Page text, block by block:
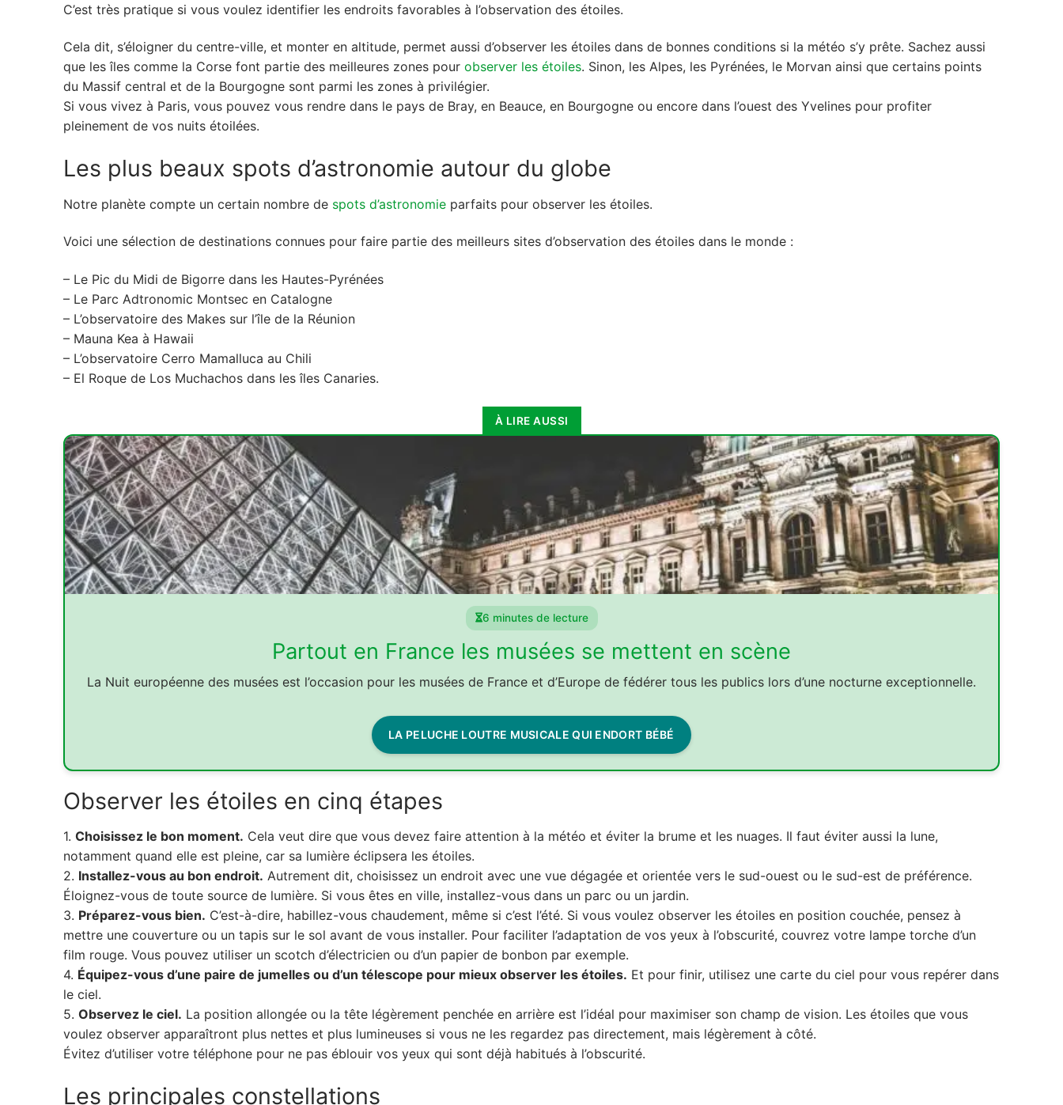
C’est très pratique si vous voulez identifier les endroits favorables à l’observation des étoiles.
Cela dit, s’éloigner du centre-ville, et monter en altitude, permet aussi d’observer les étoiles dans de bonnes conditions si la météo s’y prête. Sachez aussi
que les îles comme la Corse font partie des meilleures zones pour observer les étoiles. Sinon, les Alpes, les Pyrénées, le Morvan ainsi que certains points
du Massif central et de la Bourgogne sont parmi les zones à privilégier.
Si vous vivez à Paris, vous pouvez vous rendre dans le pays de Bray, en Beauce, en Bourgogne ou encore dans l’ouest des Yvelines pour profiter
pleinement de vos nuits étoilées.
Les plus beaux spots d’astronomie autour du globe
Notre planète compte un certain nombre de spots d’astronomie parfaits pour observer les étoiles.
Voici une sélection de destinations connues pour faire partie des meilleurs sites d’observation des étoiles dans le monde :
– Le Pic du Midi de Bigorre dans les Hautes-Pyrénées
– Le Parc Adtronomic Montsec en Catalogne
– L’observatoire des Makes sur l’île de la Réunion
– Mauna Kea à Hawaii
– L’observatoire Cerro Mamalluca au Chili
– El Roque de Los Muchachos dans les îles Canaries.
À LIRE AUSSI
6 minutes de lecture
Partout en France les musées se mettent en scène
La Nuit européenne des musées est l’occasion pour les musées de France et d’Europe de fédérer tous les publics lors d’une nocturne exceptionnelle.
LA PELUCHE LOUTRE MUSICALE QUI ENDORT BÉBÉ
Observer les étoiles en cinq étapes
1. Choisissez le bon moment. Cela veut dire que vous devez faire attention à la météo et éviter la brume et les nuages. Il faut éviter aussi la lune,
notamment quand elle est pleine, car sa lumière éclipsera les étoiles.
2. Installez-vous au bon endroit. Autrement dit, choisissez un endroit avec une vue dégagée et orientée vers le sud-ouest ou le sud-est de préférence.
Éloignez-vous de toute source de lumière. Si vous êtes en ville, installez-vous dans un parc ou un jardin.
3. Préparez-vous bien. C’est-à-dire, habillez-vous chaudement, même si c’est l’été. Si vous voulez observer les étoiles en position couchée, pensez à
mettre une couverture ou un tapis sur le sol avant de vous installer. Pour faciliter l’adaptation de vos yeux à l’obscurité, couvrez votre lampe torche d’un
film rouge. Vous pouvez utiliser un scotch d’électricien ou d’un papier de bonbon par exemple.
4. Équipez-vous d’une paire de jumelles ou d’un télescope pour mieux observer les étoiles. Et pour finir, utilisez une carte du ciel pour vous repérer dans
le ciel.
5. Observez le ciel. La position allongée ou la tête légèrement penchée en arrière est l’idéal pour maximiser son champ de vision. Les étoiles que vous
voulez observer apparaîtront plus nettes et plus lumineuses si vous ne les regardez pas directement, mais légèrement à côté.
Évitez d’utiliser votre téléphone pour ne pas éblouir vos yeux qui sont déjà habitués à l’obscurité.
Les principales constellations